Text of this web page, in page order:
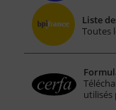
Liste
Toutes
utilisés